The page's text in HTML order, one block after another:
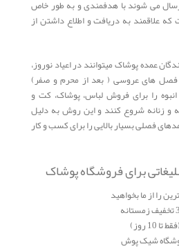
می شوند با هدفمندی و به طور خاص
علاقمند به دریافت و اطلاع داشتن از
عمده پوشاک میتوانند در اعیاد نوروز،
های عروسی ( بعد از محرم و صفر)
را برای فروش لباس، پوشاک، کت و
و زنانه شروع کنند و این روش به دلیل
فصلی بسیار بالایی را برای کسب و کار
برای فروشگاه پوشاک
را از ما بخواهید
تا 10 روز)
شیک پوش